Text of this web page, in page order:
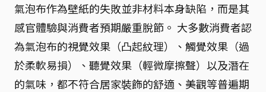
氣泡布作為壁紙的失敗並非材料本身缺陷，而是其
感官體驗與消費者預期嚴重脫節。 大多數消費者認
為氣泡布的視覺效果（凸起紋理）、觸覺效果（過
於柔軟易損）、聽覺效果（輕微摩擦聲）以及潛在
的氣味，都不符合居家裝飾的舒適、美觀等普遍期